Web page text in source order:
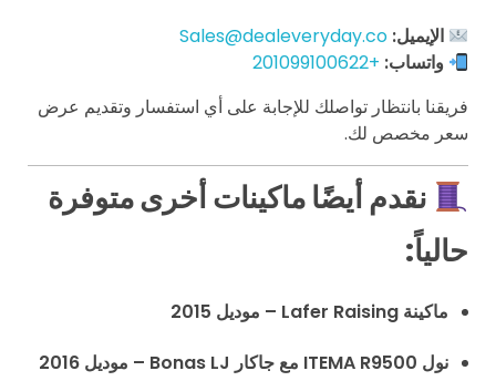
الإيميل: Sales@dealeveryday.co
واتساب: +201099100622
فريقنا بانتظار تواصلك للإجابة على أي استفسار وتقديم عرض
سعر مخصص لك.
نقدم أيضًا ماكينات أخرى متوفرة
حالياً:
ماكينة Lafer Raising – موديل 2015
نول ITEMA R9500 مع جاكار Bonas LJ – موديل 2016